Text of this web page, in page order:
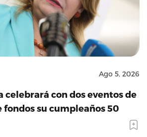
Ago 5, 2026
celebrará con dos eventos de
fondos su cumpleaños 50